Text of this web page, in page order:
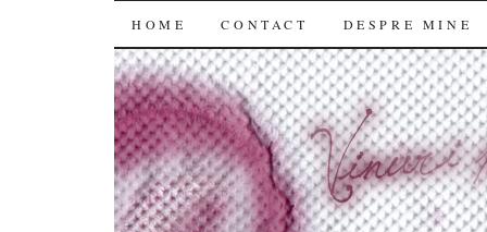
SKIP
TO
CONTENT
HOME CONTACT DESPRE MINE